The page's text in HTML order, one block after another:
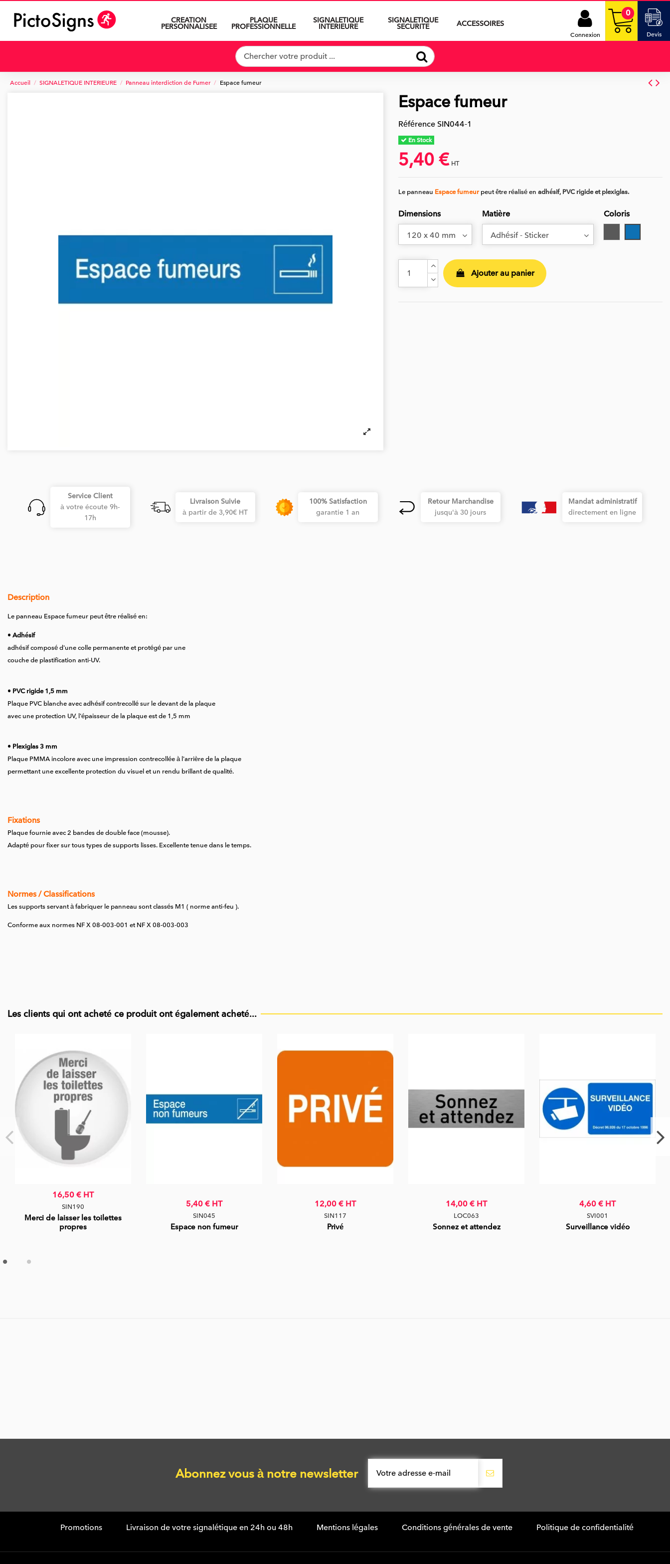
CREATION
PERSONNALISEE
PLAQUE
PROFESSIONNELLE
SIGNALETIQUE
INTERIEURE
SIGNALETIQUE
SECURITE
ACCESSOIRES
Connexion
0
Devis
Accueil SIGNALETIQUE INTERIEURE Panneau interdiction de Fumer Espace fumeur
Espace fumeur
Référence SIN044-1
En Stock
5,40 € HT
Le panneau Espace fumeurpeut être réalisé en adhésif, PVC rigide et plexiglas.
Dimensions Matière
Coloris
Ajouter au panier
Service Client
à votre écoute 9h-
17h
Livraison Suivie
à partir de 3,90€ HT
100% Satisfaction
garantie 1 an
Retour Marchandise
jusqu'à 30 jours
Mandat administratif
directement en ligne
Description
Le panneau Espace fumeur peut être réalisé en:
• Adhésif
adhésif composé d'une colle permanente et protégé par une
couche de plastification anti-UV.
• PVC rigide 1,5 mm
Plaque PVC blanche avec adhésif contrecollé sur le devant de la plaque
avec une protection UV, l'épaisseur de la plaque est de 1,5 mm
• Plexiglas 3 mm
Plaque PMMA incolore avec une impression contrecollée à l'arrière de la plaque
permettant une excellente protection du visuel et un rendu brillant de qualité.
Fixations
Plaque fournie avec 2 bandes de double face (mousse).
Adapté pour fixer sur tous types de supports lisses. Excellente tenue dans le temps.
Normes / Classifications
Les supports servant à fabriquer le panneau sont classés M1 ( norme anti-feu ).
Conforme aux normes NF X 08-003-001 et NF X 08-003-003
Les clients qui ont acheté ce produit ont également acheté...
Merci de laisser les toilettes
propres
SIN190
16,50 € HT
Espace non fumeur
SIN045
5,40 € HT
Privé
SIN117
12,00 € HT
Sonnez et attendez
LOC063
14,00 € HT
Surveillance vidéo
SVI001
4,60 € HT
Abonnez vous à notre newsletter
Promotions Livraison de votre signalétique en 24h ou 48h Mentions légales Conditions générales de vente Politique de confidentialité